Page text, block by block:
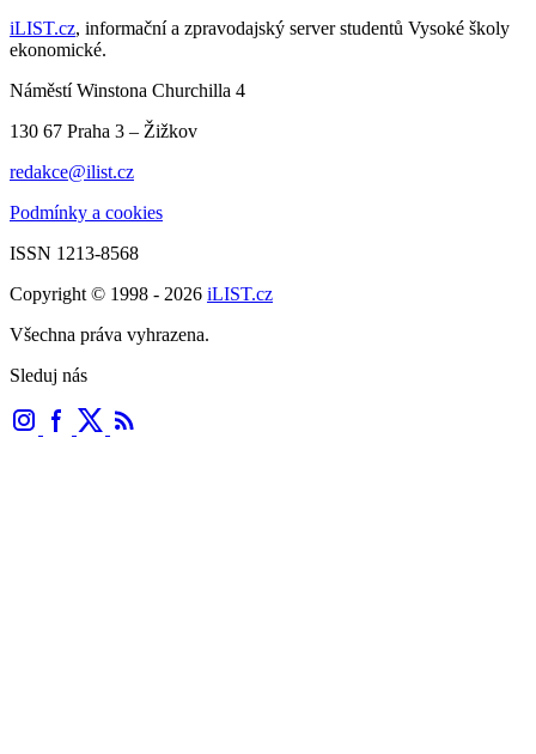
iLIST.cz, informační a zpravodajský server studentů Vysoké školy
ekonomické.
Náměstí Winstona Churchilla 4
130 67 Praha 3 – Žižkov
redakce@ilist.cz
Podmínky a cookies
ISSN 1213-8568
Copyright © 1998 - 2026 iLIST.cz
Všechna práva vyhrazena.
Sleduj nás